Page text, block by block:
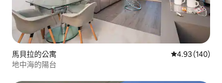
馬貝拉的公寓 從 140 則評價
4.93 (140)
地中海的陽台